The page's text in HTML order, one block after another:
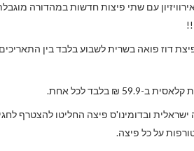
עם שתי פיצות חדשות במהדורה
בלבד לכל אחת.
ובדומינו'ס פיצה החליטו להצטרף